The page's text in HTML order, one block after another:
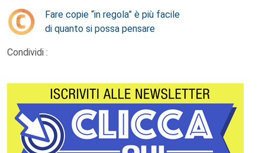
Fare copie “in regola” è più facile
di quanto si possa pensare
Condividi :